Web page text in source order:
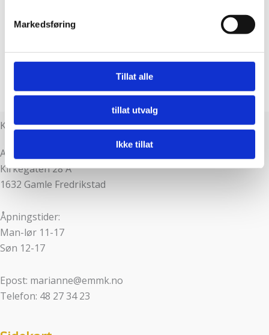
brukes. Du kan hele tiden endre eller trekke tilbake ditt
samtykke fra erklæringen om informasjonskapsler.
Vi bruker informasjonskapsler for å gi innhold og
annonser et personlig preg, for å levere sosiale
mediefunksjoner og for å analysere trafikken vår. Vi deler
vårt, med partnerne våre innen sosiale medier,
annonsering og analysearbeid, som kan kombinere den
med annen informasjon du har gjort tilgjengelig for dem,
eller som de har samlet inn gjennom din bruk av
tjenestene deres.
Markedsføring
Tillat alle
tillat utvalg
Ikke tillat
Kontaktinfo
Adresse:
Kirkegaten 28 A
1632 Gamle Fredrikstad
Åpningstider:
Man-lør 11-17
Søn 12-17
Epost: marianne@emmk.no
Telefon: 48 27 34 23